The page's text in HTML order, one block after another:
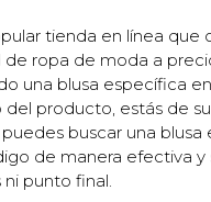
tienda en línea que
ropa de moda a
una blusa específica
producto, estás de
buscar una blusa
de manera efectiva y
punto final.